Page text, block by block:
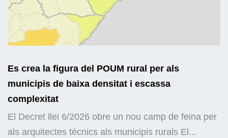
Es crea la figura del POUM rural per als
municipis de baixa densitat i escassa
complexitat
El Decret llei 6/2026 obre un nou camp de feina per
als arquitectes tècnics als municipis rurals El...